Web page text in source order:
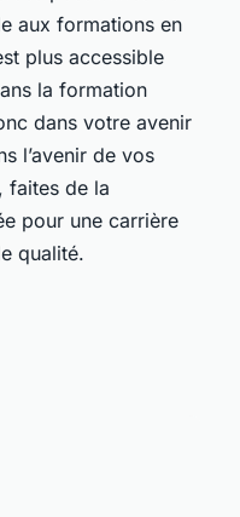
aux formations en
plus accessible
la formation
dans votre avenir
l’avenir de vos
faites de la
pour une carrière
qualité.